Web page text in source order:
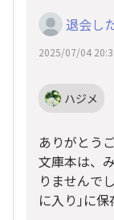
読了感は違
という秀逸
ネタバレに
退会し
2025/07/04
ハジメ
ありがとう
文庫本は、
りませんで
に入り｣に保